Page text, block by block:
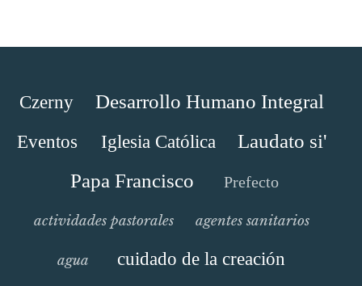
Czerny Desarrollo Humano Integral
Eventos Iglesia Católica
Laudato si'
Papa Francisco
Prefecto
actividades pastorales agentes sanitarios
agua cuidado de la creación